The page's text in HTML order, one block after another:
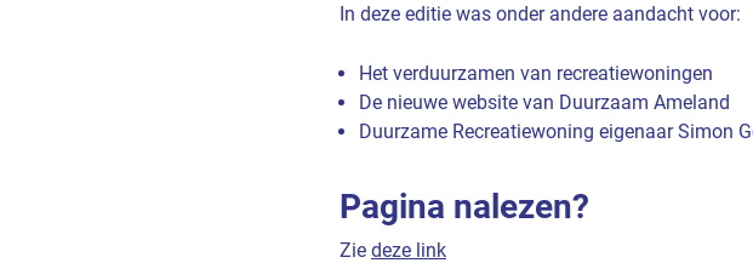
In deze editie was onder andere aandacht voor:
Het verduurzamen van recreatiewoningen
De nieuwe website van Duurzaam Ameland
Duurzame Recreatiewoning eigenaar Simon
Pagina nalezen?
Zie deze link